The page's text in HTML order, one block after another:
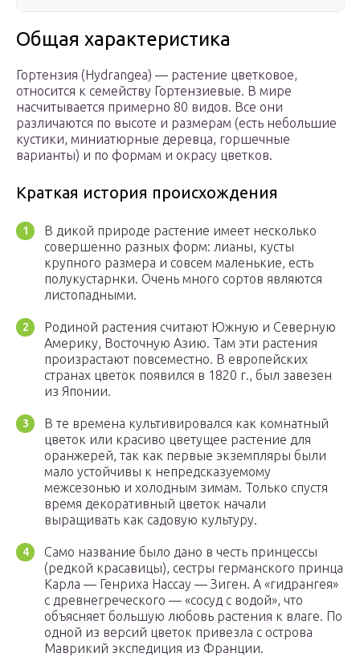
Общая характеристика
Гортензия (Hydrangea) — растение цветковое,
относится к семейству Гортензиевые. В мире
насчитывается примерно 80 видов. Все они
различаются по высоте и размерам (есть небольшие
кустики, миниатюрные деревца, горшечные
варианты) и по формам и окрасу цветков.
Краткая история происхождения
В дикой природе растение имеет несколько
совершенно разных форм: лианы, кусты
крупного размера и совсем маленькие, есть
полукустарнки. Очень много сортов являются
листопадными.
Родиной растения считают Южную и Северную
Америку, Восточную Азию. Там эти растения
произрастают повсеместно. В европейских
странах цветок появился в 1820 г., был завезен
из Японии.
В те времена культивировался как комнатный
цветок или красиво цветущее растение для
оранжерей, так как первые экземпляры были
мало устойчивы к непредсказуемому
межсезонью и холодным зимам. Только спустя
время декоративный цветок начали
выращивать как садовую культуру.
Само название было дано в честь принцессы
(редкой красавицы), сестры германского принца
Карла — Генриха Нассау — Зиген. А «гидрангея»
с древнегреческого — «сосуд с водой», что
объясняет большую любовь растения к влаге. По
одной из версий цветок привезла с острова
Маврикий экспедиция из Франции.